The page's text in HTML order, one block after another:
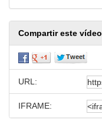
Compartir este vídeo
URL:
IFRAME: